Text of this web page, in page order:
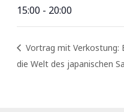
15:00 - 20:00
Vortrag mit Verkostung:
die Welt des japanischen